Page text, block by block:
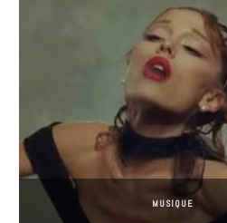
MUSIQUE